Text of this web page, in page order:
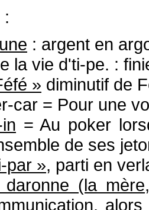
:
: argent en
la vie d'ti-pe. :
» diminutif de
car = Pour une
= Au poker
de ses
par », parti en
daronne (la